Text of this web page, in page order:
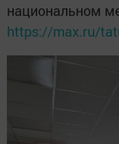
национальном
https://max.ru/